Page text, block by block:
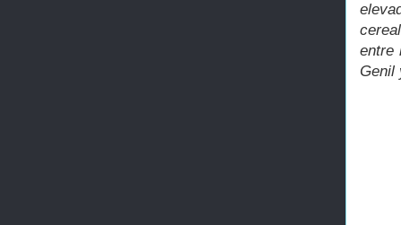
entre
Genil